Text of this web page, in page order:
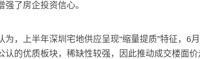
强了房企投资信心。
，上半年深圳宅地供应呈现“缩量提质”特征，6
认的优质板块，稀缺性较强，因此推动成交楼面